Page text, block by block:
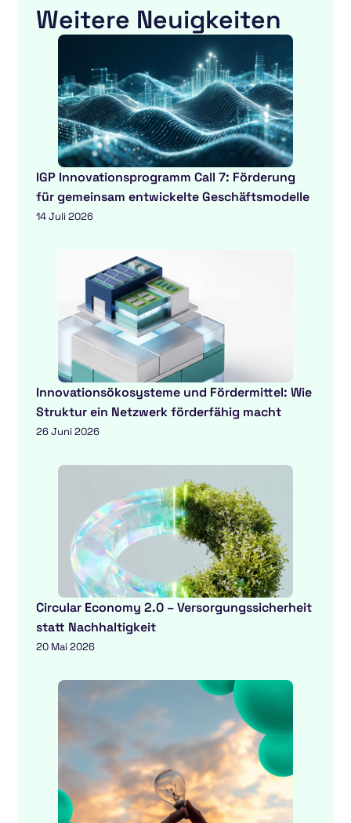
Weitere Neuigkeiten
IGP Innovationsprogramm Call 7: Förderung
für gemeinsam entwickelte Geschäftsmodelle
14 Juli 2026
Innovationsökosysteme und Fördermittel: Wie
Struktur ein Netzwerk förderfähig macht
26 Juni 2026
Circular Economy 2.0 – Versorgungssicherheit
statt Nachhaltigkeit
20 Mai 2026